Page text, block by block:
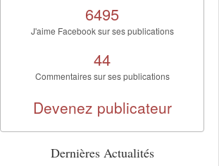
6495
J'aime Facebook sur ses publications
44
Commentaires sur ses publications
Devenez publicateur
Dernières Actualités